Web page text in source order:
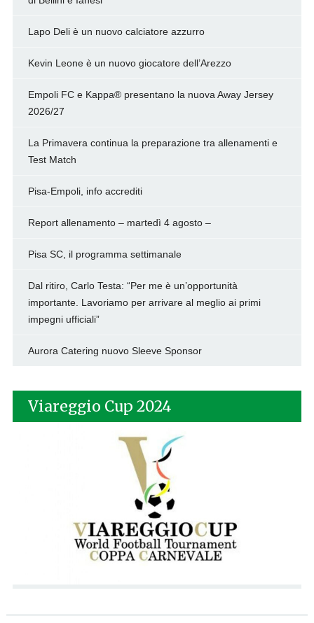
Lapo Deli è un nuovo calciatore azzurro
Kevin Leone è un nuovo giocatore dell’Arezzo
Empoli FC e Kappa® presentano la nuova Away Jersey
2026/27
La Primavera continua la preparazione tra allenamenti e
Test Match
Pisa-Empoli, info accrediti
Report allenamento – martedì 4 agosto –
Pisa SC, il programma settimanale
Dal ritiro, Carlo Testa: “Per me è un’opportunità
importante. Lavoriamo per arrivare al meglio ai primi
impegni ufficiali”
Aurora Catering nuovo Sleeve Sponsor
Viareggio Cup 2024